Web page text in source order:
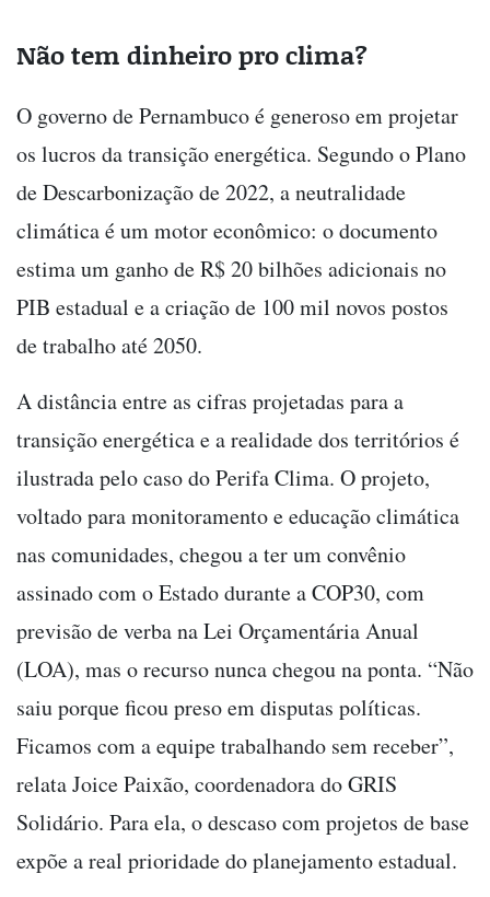
Não tem dinheiro pro clima?
O governo de Pernambuco é generoso em projetar
os lucros da transição energética. Segundo o Plano
de Descarbonização de 2022, a neutralidade
climática é um motor econômico: o documento
estima um ganho de R$ 20 bilhões adicionais no
PIB estadual e a criação de 100 mil novos postos
de trabalho até 2050.
A distância entre as cifras projetadas para a
transição energética e a realidade dos territórios é
ilustrada pelo caso do Perifa Clima. O projeto,
voltado para monitoramento e educação climática
nas comunidades, chegou a ter um convênio
assinado com o Estado durante a COP30, com
previsão de verba na Lei Orçamentária Anual
(LOA), mas o recurso nunca chegou na ponta. “Não
saiu porque ficou preso em disputas políticas.
Ficamos com a equipe trabalhando sem receber”,
relata Joice Paixão, coordenadora do GRIS
Solidário. Para ela, o descaso com projetos de base
expõe a real prioridade do planejamento estadual.